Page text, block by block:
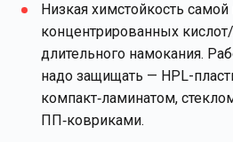
Низкая химстойкость
концентрированных
длительного намокания.
надо защищать — HPL-
компакт‑ламинатом,
ПП‑ковриками.